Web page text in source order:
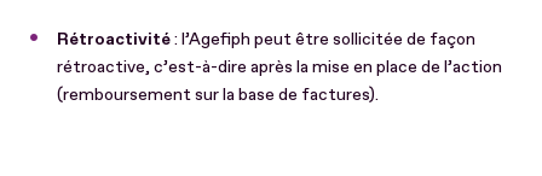
Rétroactivité: l’Agefiph peut être sollicitée de façon
rétroactive, c’est-à-dire après la mise en place de l’action
(remboursement sur la base de factures).